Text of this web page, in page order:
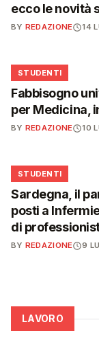
ecco le novità
BY REDAZIONE 14
🎓
STUDENTI
Fabbisogno
per Medicina,
BY REDAZIONE 10
🎓
STUDENTI
Sardegna, il
posti a
di
BY REDAZIONE 9
LAVORO